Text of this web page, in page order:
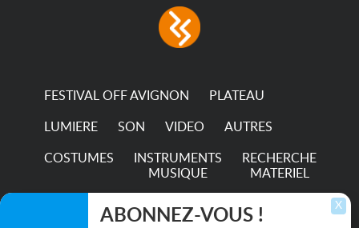
FESTIVAL OFF AVIGNON PLATEAU
LUMIERE SON VIDEO AUTRES
COSTUMES
INSTRUMENTS
MUSIQUE
RECHERCHE
MATERIEL
TRANSPORTS X
ABONNEZ-VOUS !